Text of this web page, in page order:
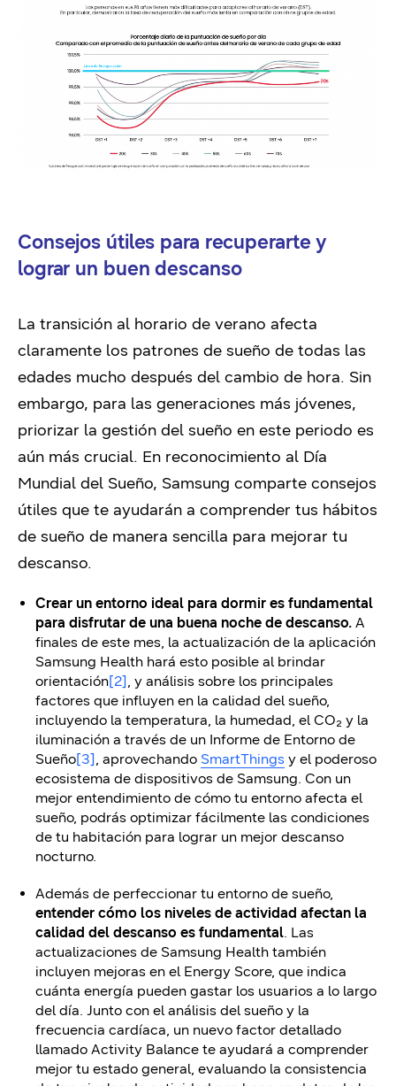
Consejos útiles para recuperarte y
lograr un buen descanso
La transición al horario de verano afecta
claramente los patrones de sueño de todas las
edades mucho después del cambio de hora. Sin
embargo, para las generaciones más jóvenes,
priorizar la gestión del sueño en este periodo es
aún más crucial. En reconocimiento al Día
Mundial del Sueño, Samsung comparte consejos
útiles que te ayudarán a comprender tus hábitos
de sueño de manera sencilla para mejorar tu
descanso.
Crear un entorno ideal para dormir es fundamental
para disfrutar de una buena noche de descanso. A
finales de este mes, la actualización de la aplicación
Samsung Health hará esto posible al brindar
orientación[2] , y análisis sobre los principales
factores que influyen en la calidad del sueño,
incluyendo la temperatura, la humedad, el CO₂ y la
iluminación a través de un Informe de Entorno de
Sueño[3] , aprovechando SmartThings y el poderoso
ecosistema de dispositivos de Samsung. Con un
mejor entendimiento de cómo tu entorno afecta el
sueño, podrás optimizar fácilmente las condiciones
de tu habitación para lograr un mejor descanso
nocturno.
Además de perfeccionar tu entorno de sueño,
entender cómo los niveles de actividad afectan la
calidad del descanso es fundamental . Las
actualizaciones de Samsung Health también
incluyen mejoras en el Energy Score, que indica
cuánta energía pueden gastar los usuarios a lo largo
del día. Junto con el análisis del sueño y la
frecuencia cardíaca, un nuevo factor detallado
llamado Activity Balance te ayudará a comprender
mejor tu estado general, evaluando la consistencia